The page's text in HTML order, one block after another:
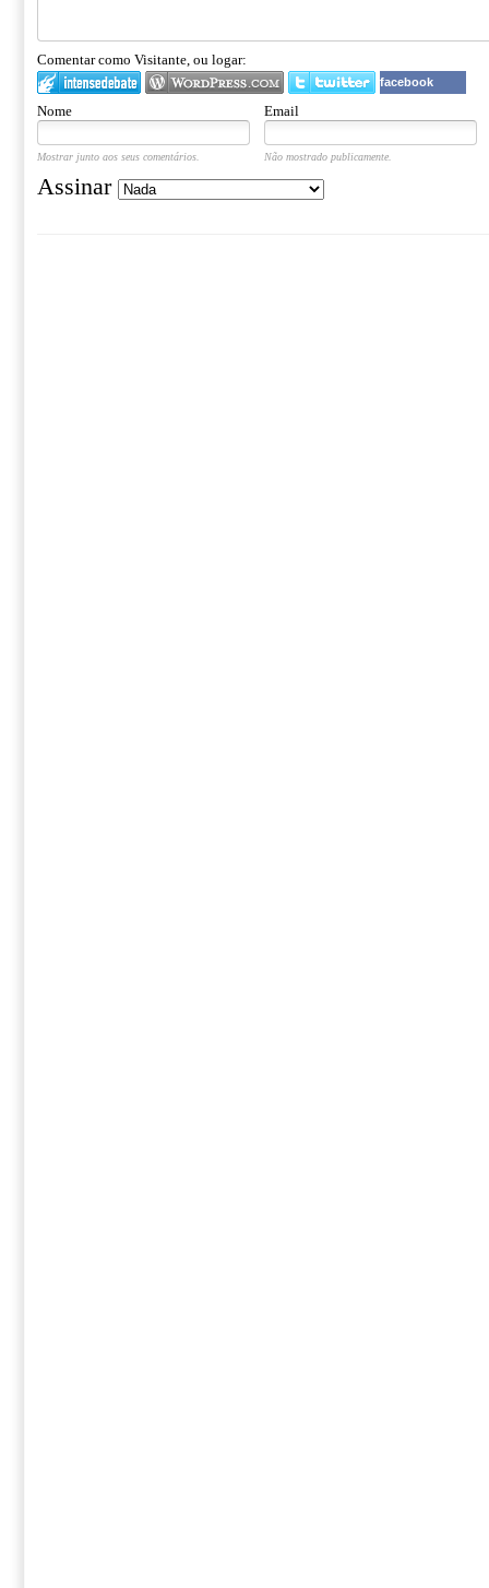
Comentar como Visitante, ou logar:
facebook
Nome Email
Mostrar junto aos seus comentários. Não mostrado publicamente.
Assinar